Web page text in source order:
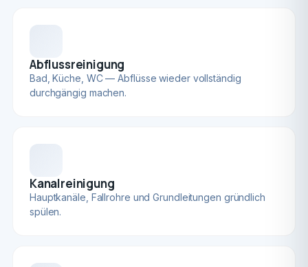
Abflussreinigung
Bad, Küche, WC — Abflüsse wieder vollständig
durchgängig machen.
Kanalreinigung
Hauptkanäle, Fallrohre und Grundleitungen gründlich
spülen.